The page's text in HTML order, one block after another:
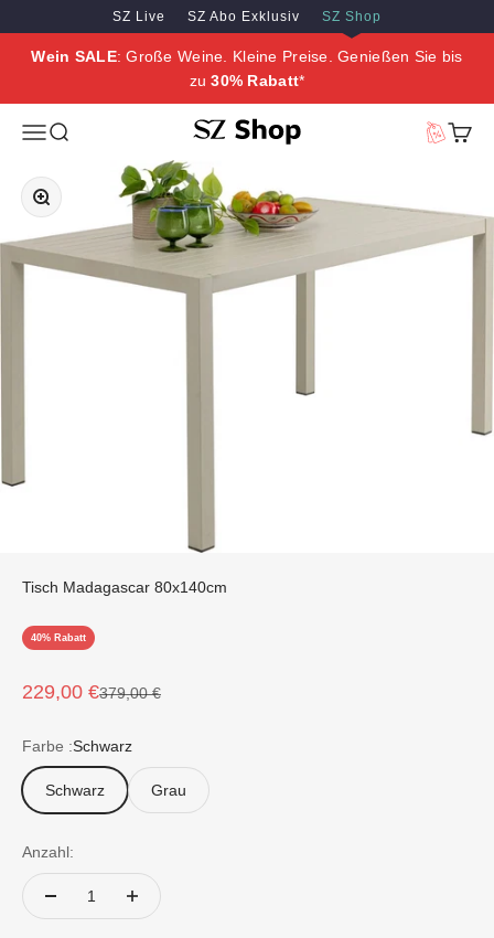
Zum Inhalt springen
Zum Hauptinhalt springen
SZ Live SZ Abo Exklusiv SZ Shop
Wein SALE: Große Weine. Kleine Preise. Genießen Sie bis
zu30% Rabatt*
MenüSuche SZ Erleben
Bild vergrößern
Tisch Madagascar 80x140cm
40% Rabatt
Angebot
229,00 €Regulärer Preis
379,00 €
Farbe :Schwarz
Schwarz Grau
Anzahl: